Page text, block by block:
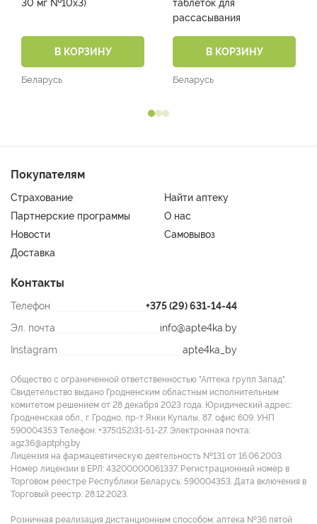
30 мг №10х3)
В КОРЗИНУ
Беларусь
таблеток для
рассасывания
В КОРЗИНУ
Беларусь
Покупателям
Страхование
Найти аптеку
Партнерские программы
О нас
Новости
Самовывоз
Доставка
Контакты
Телефон
+375 (29) 631-14-44
Эл. почта
info@apte4ka.by
Instagram
apte4ka_by
Общество с ограниченной ответственностью "Аптека групп Запад".
Свидетельство выдано Гродненским областным исполнительным
комитетом решением от 28 декабря 2023 года. Юридический адрес:
Гродненская обл., г. Гродно, пр-т Янки Купалы, 87, офис 609. УНП
590004353 Tелефон: +375(152)31-51-27. Электронная почта:
agz36@aptphg.by
Лицензия на фармацевтическую деятельность №131 от 16.06.2003.
Номер лицензии в ЕРЛ: 43200000061337. Регистрационный номер в
Торговом реестре Республики Беларусь: 590004353. Дата включения в
Торговый реестр: 28.12.2023.
Розничная реализация дистанционным способом: аптека №36 пятой